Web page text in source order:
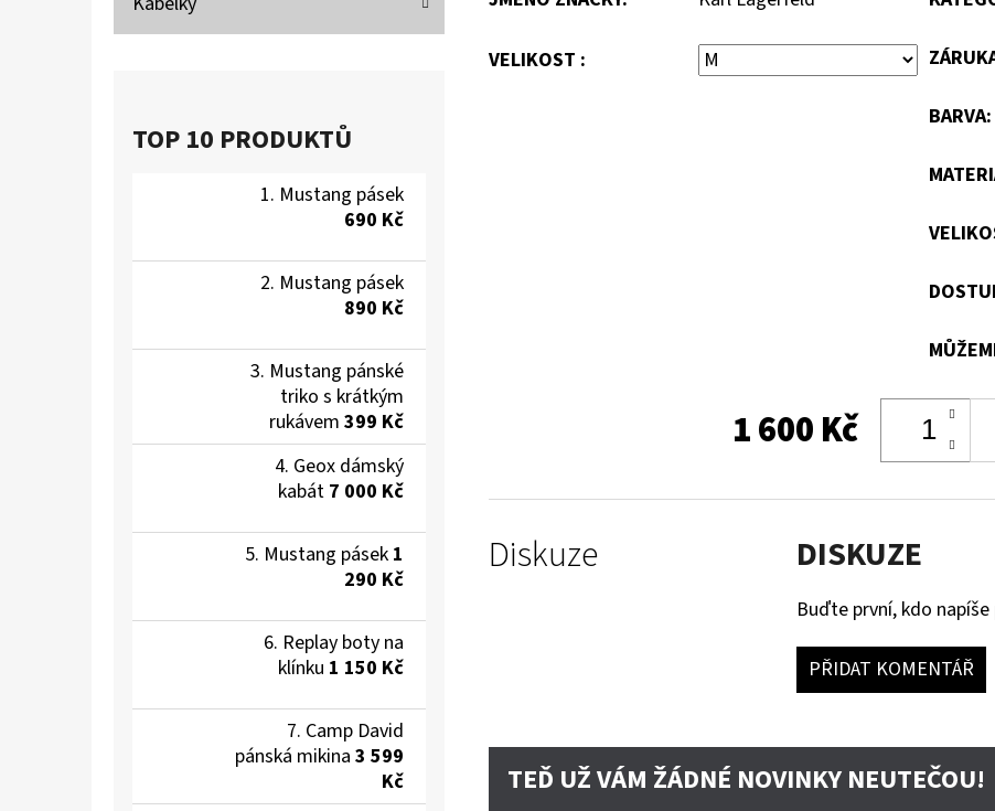
TOP 10 PRODUKTŮ
Mustang pásek
690 Kč
Mustang pásek
890 Kč
Mustang pánské
triko s krátkým
rukávem 399 Kč
Geox dámský
kabát 7 000 Kč
Mustang pásek 1
290 Kč
Replay boty na
klínku 1 150 Kč
Camp David
pánská mikina 3 599
Kč
VELIKOST :
BARVA:
1 600 Kč
Diskuze DISKUZE
Buďte první, kdo
PŘIDAT KOMENTÁŘ
TEĎ UŽ VÁM ŽÁDNÉ NOVINKY NEUTEČOU!